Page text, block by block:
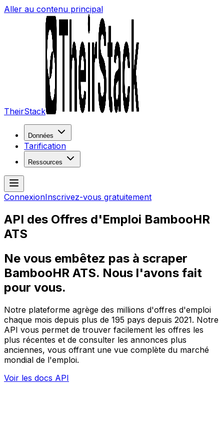
Aller au contenu principal
TheirStack
Données
Tarification
Ressources
ConnexionInscrivez-vous gratuitement
API des Offres d'Emploi BambooHR
ATS
Ne vous embêtez pas à scraper
BambooHR ATS. Nous l'avons fait
pour vous.
Notre plateforme agrège des millions d'offres d'emploi
chaque mois depuis plus de 195 pays depuis 2021. Notre
API vous permet de trouver facilement les offres les
plus récentes et de consulter les annonces plus
anciennes, vous offrant une vue complète du marché
mondial de l'emploi.
Voir les docs API